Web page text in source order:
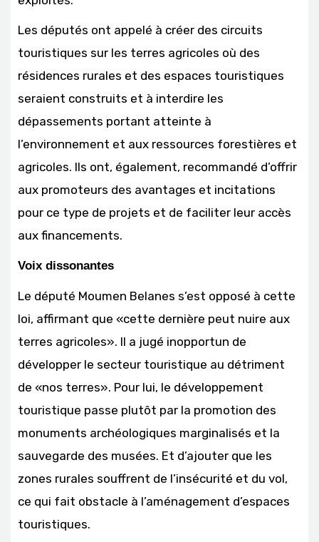
Les députés ont appelé à créer des circuits
touristiques sur les terres agricoles où des
résidences rurales et des espaces touristiques
seraient construits et à interdire les
dépassements portant atteinte à
l’environnement et aux ressources forestières et
agricoles. Ils ont, également, recommandé d’offrir
aux promoteurs des avantages et incitations
pour ce type de projets et de faciliter leur accès
aux financements.
Voix dissonantes
Le député Moumen Belanes s’est opposé à cette
loi, affirmant que «cette dernière peut nuire aux
terres agricoles». Il a jugé inopportun de
développer le secteur touristique au détriment
de «nos terres». Pour lui, le développement
touristique passe plutôt par la promotion des
monuments archéologiques marginalisés et la
sauvegarde des musées. Et d’ajouter que les
zones rurales souffrent de l’insécurité et du vol,
ce qui fait obstacle à l’aménagement d’espaces
touristiques.